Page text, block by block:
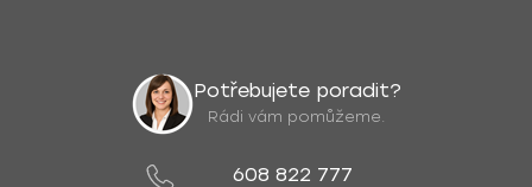
Potřebujete poradit?
Rádi vám pomůžeme.
608 822 777